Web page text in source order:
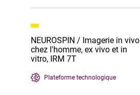
NEUROSPIN / Imagerie in vivo
chez l'homme, ex vivo et in
vitro, IRM 7T
Plateforme technologique